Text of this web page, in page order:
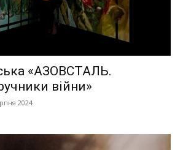
«АЗОВСТАЛЬ.
війни»
2024